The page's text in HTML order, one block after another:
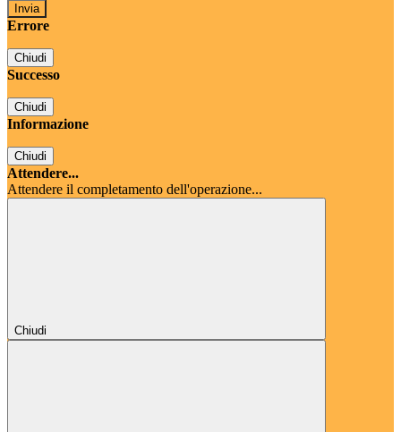
Errore
Chiudi
Successo
Chiudi
Informazione
Chiudi
Attendere...
Attendere il completamento dell'operazione...
Chiudi